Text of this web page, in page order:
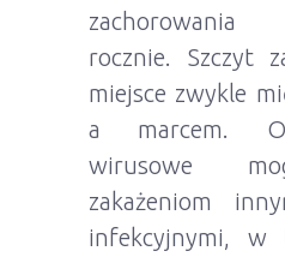
zachorowania
rocznie. Szczyt
miejsce zwykle
a marcem.
wirusowe
zakażeniom
infekcyjnymi, w